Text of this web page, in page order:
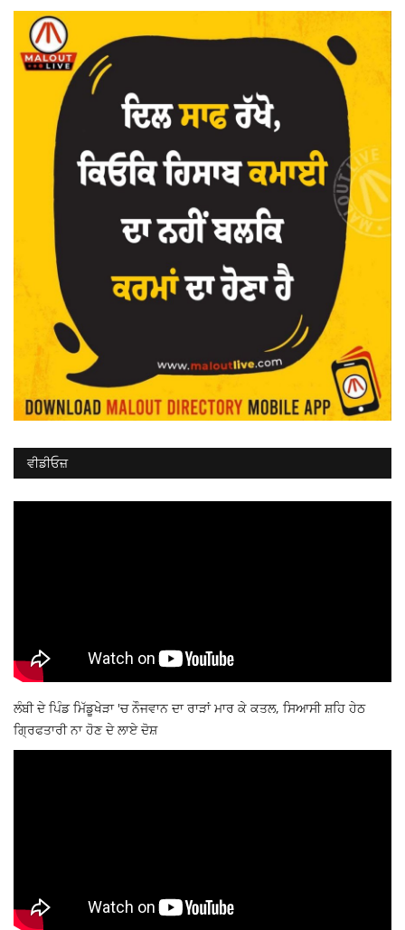
ਵੀਡੀਓਜ਼
ਲੰਬੀ ਦੇ ਪਿੰਡ ਮਿੱਡੂਖੇੜਾ 'ਚ ਨੌਜਵਾਨ ਦਾ ਰਾੜਾਂ ਮਾਰ ਕੇ ਕਤਲ, ਸਿਆਸੀ ਸ਼ਹਿ ਹੇਠ
ਗ੍ਰਿਫਤਾਰੀ ਨਾ ਹੋਣ ਦੇ ਲਾਏ ਦੋਸ਼